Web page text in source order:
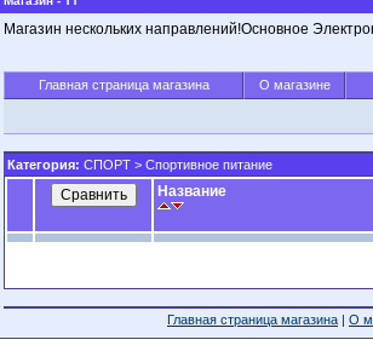
Магазин нескольких направлений!Основное
Главная страница магазина О магазине
Категория: СПОРТ > Спортивное питание
Название
Главная страница магазина | О